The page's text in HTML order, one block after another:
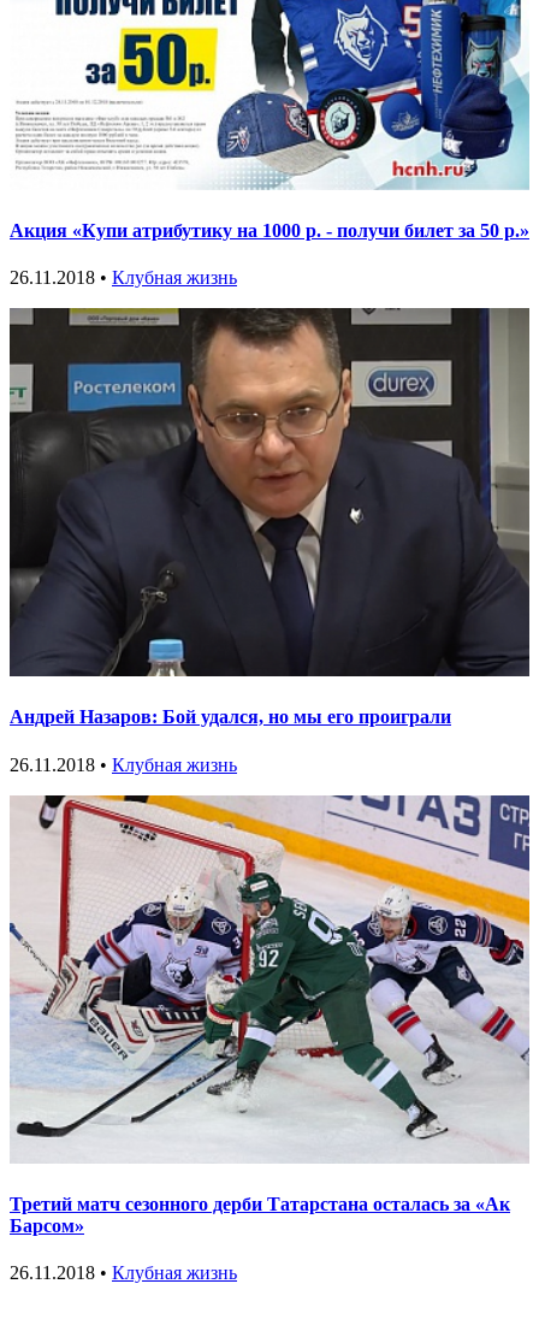
Акция «Купи атрибутику на 1000 р. - получи билет за 50 р.»
26.11.2018 • Клубная жизнь
Андрей Назаров: Бой удался, но мы его проиграли
26.11.2018 • Клубная жизнь
Третий матч сезонного дерби Татарстана осталась за «Ак
Барсом»
26.11.2018 • Клубная жизнь